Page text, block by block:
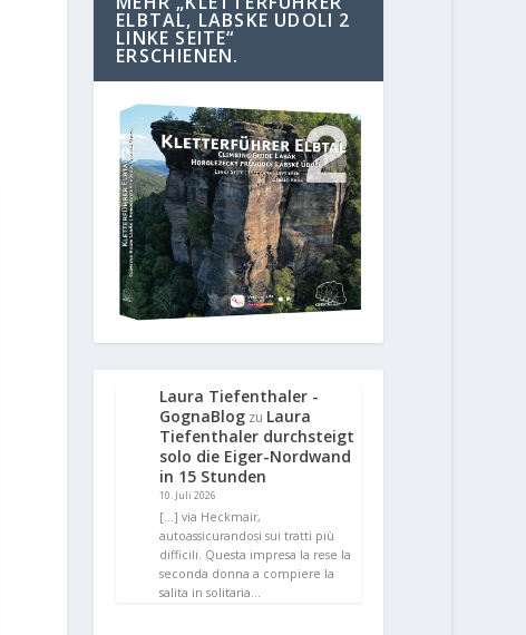
ELBTAL, LABSKE UDOLI 2
LINKE SEITE“
ERSCHIENEN.
Laura Tiefenthaler -
GognaBlog zu Laura
Tiefenthaler durchsteigt
solo die Eiger-Nordwand
in 15 Stunden
10. Juli 2026
[…] via Heckmair,
autoassicurandosi sui tratti più
difficili. Questa impresa la rese la
seconda donna a compiere la
salita in solitaria…